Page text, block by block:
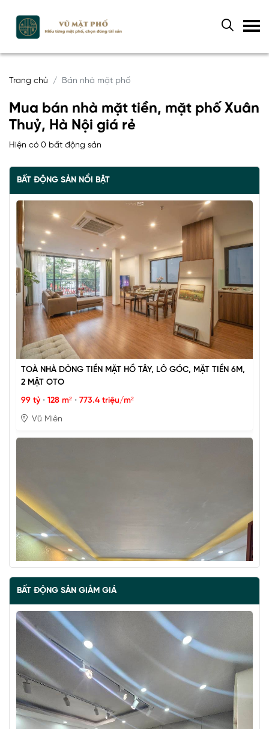
Trang chủ Bán nhà mặt phố
Mua bán nhà mặt tiền, mặt phố Xuân
Thuỷ, Hà Nội giá rẻ
Hiện có 0 bất động sản
BẤT ĐỘNG SẢN NỔI BẬT
TOÀ NHÀ DÒNG TIỀN MẶT HỒ TÂY, LÔ GÓC, MẶT TIỀN 6M,
2 MẶT OTO
99 tỷ • 128 m² • 773.4 triệu/m²
Vũ Miên
BẤT ĐỘNG SẢN GIẢM GIÁ